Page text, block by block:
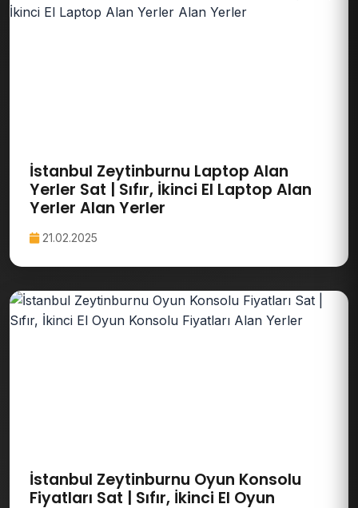
İstanbul Zeytinburnu Laptop Alan
Yerler Sat | Sıfır, İkinci El Laptop Alan
Yerler Alan Yerler
21.02.2025
İstanbul Zeytinburnu Oyun Konsolu
Fiyatları Sat | Sıfır, İkinci El Oyun